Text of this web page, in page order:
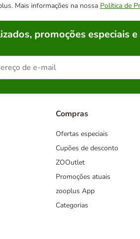
Mais informações na nossa Política de
promoções especiais
Compras
Ofertas especiais
Cupões de desconto
ZOOutlet
Promoções atuais
zooplus App
Categorias